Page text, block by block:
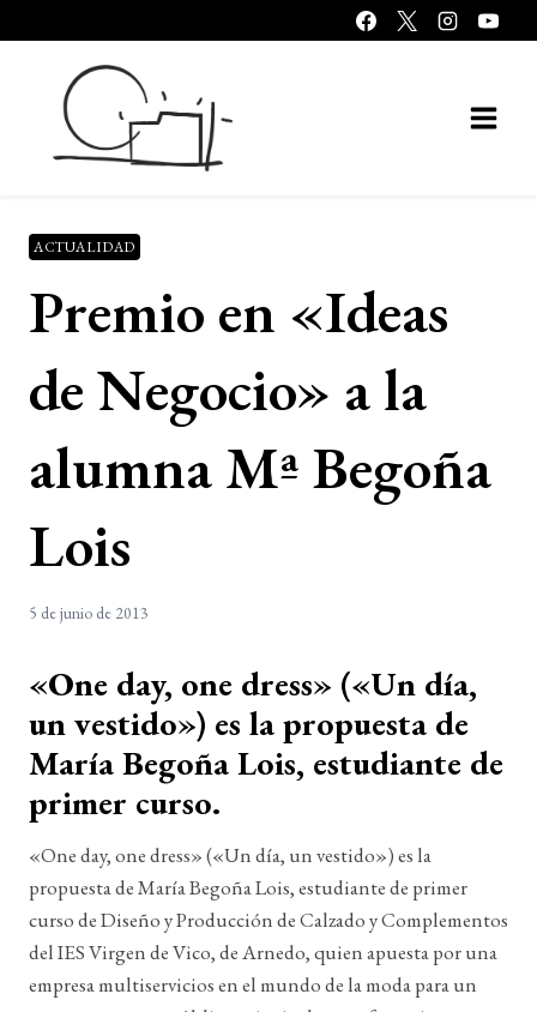
al
contenido
ACTUALIDAD
Premio en «Ideas
de Negocio» a la
alumna Mª Begoña
Lois
5 de junio de 2013
«One day, one dress» («Un día,
un vestido») es la propuesta de
María Begoña Lois, estudiante de
primer curso.
«One day, one dress» («Un día, un vestido») es la
propuesta de María Begoña Lois, estudiante de primer
curso de Diseño y Producción de Calzado y Complementos
del IES Virgen de Vico, de Arnedo, quien apuesta por una
empresa multiservicios en el mundo de la moda para un